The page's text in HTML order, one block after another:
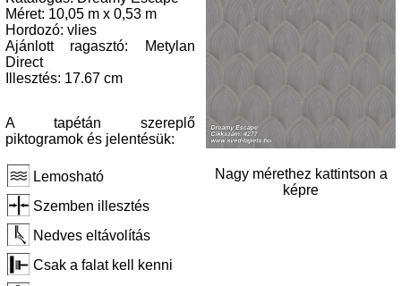
Méret: 10,05 m x 0,53 m
Hordozó: vlies
Ajánlott ragasztó: Metylan
Direct
Illesztés: 17.67 cm
A tapétán szereplő
piktogramok és jelentésük:
Lemosható
Szemben illesztés
Nedves eltávolítás
Csak a falat kell kenni
Nagy mérethez kattintson a
képre